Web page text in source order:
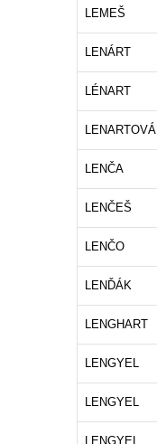
LEMEŠ
LENÁRT
LÉNART
LENARTOVÁ
LENČA
LENČEŠ
LENČO
LENĎÁK
LENGHART
LENGYEL
LENGYEL
LENGYEL